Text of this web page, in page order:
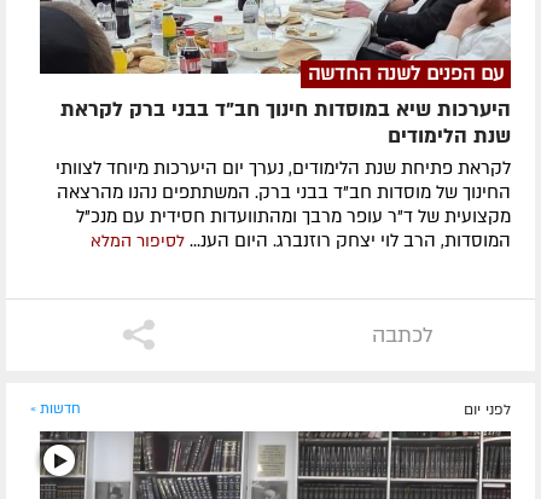
עם הפנים לשנה החדשה
היערכות שיא במוסדות חינוך חב"ד בבני ברק לקראת
שנת הלימודים
לקראת פתיחת שנת הלימודים, נערך יום היערכות מיוחד לצוותי
החינוך של מוסדות חב"ד בבני ברק. המשתתפים נהנו מהרצאה
מקצועית של ד"ר עופר מרבך ומהתוועדות חסידית עם מנכ"ל
המוסדות, הרב לוי יצחק רוזנברג. היום הענ... לסיפור המלא
לכתבה
לפני יום חדשות »